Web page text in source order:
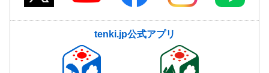
tenki.jp公式アプリ